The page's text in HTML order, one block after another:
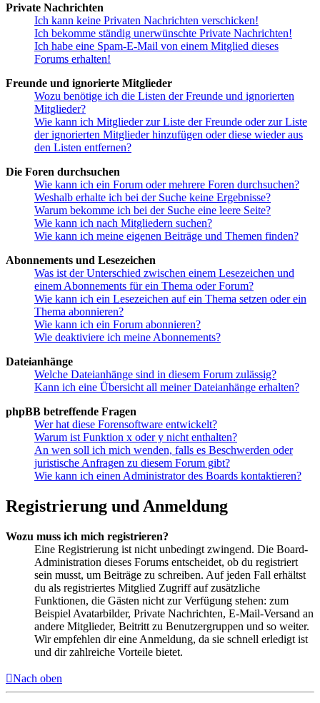
Private Nachrichten
Ich kann keine Privaten Nachrichten verschicken!
Ich bekomme ständig unerwünschte Private Nachrichten!
Ich habe eine Spam-E-Mail von einem Mitglied dieses
Forums erhalten!
Freunde und ignorierte Mitglieder
Wozu benötige ich die Listen der Freunde und ignorierten
Mitglieder?
Wie kann ich Mitglieder zur Liste der Freunde oder zur Liste
der ignorierten Mitglieder hinzufügen oder diese wieder aus
den Listen entfernen?
Die Foren durchsuchen
Wie kann ich ein Forum oder mehrere Foren durchsuchen?
Weshalb erhalte ich bei der Suche keine Ergebnisse?
Warum bekomme ich bei der Suche eine leere Seite?
Wie kann ich nach Mitgliedern suchen?
Wie kann ich meine eigenen Beiträge und Themen finden?
Abonnements und Lesezeichen
Was ist der Unterschied zwischen einem Lesezeichen und
einem Abonnements für ein Thema oder Forum?
Wie kann ich ein Lesezeichen auf ein Thema setzen oder ein
Thema abonnieren?
Wie kann ich ein Forum abonnieren?
Wie deaktiviere ich meine Abonnements?
Dateianhänge
Welche Dateianhänge sind in diesem Forum zulässig?
Kann ich eine Übersicht all meiner Dateianhänge erhalten?
phpBB betreffende Fragen
Wer hat diese Forensoftware entwickelt?
Warum ist Funktion x oder y nicht enthalten?
An wen soll ich mich wenden, falls es Beschwerden oder
juristische Anfragen zu diesem Forum gibt?
Wie kann ich einen Administrator des Boards kontaktieren?
Registrierung und Anmeldung
Wozu muss ich mich registrieren?
Eine Registrierung ist nicht unbedingt zwingend. Die Board-
Administration dieses Forums entscheidet, ob du registriert
sein musst, um Beiträge zu schreiben. Auf jeden Fall erhältst
du als registriertes Mitglied Zugriff auf zusätzliche
Funktionen, die Gästen nicht zur Verfügung stehen: zum
Beispiel Avatarbilder, Private Nachrichten, E-Mail-Versand an
andere Mitglieder, Beitritt zu Benutzergruppen und so weiter.
Wir empfehlen dir eine Anmeldung, da sie schnell erledigt ist
und dir zahlreiche Vorteile bietet.
Nach oben